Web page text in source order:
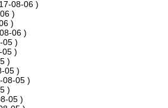
08-06 )
)
)
06 )
05 )
05 )
)
05 )
08-05 )
)
05 )